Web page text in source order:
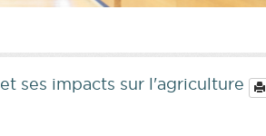
ses impacts sur l'agriculture